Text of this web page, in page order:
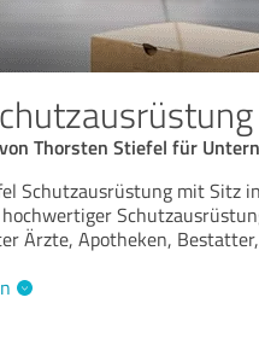
Thorsten Stiefel für
Schutzausrüstung mit Sitz
Ärzte, Apotheken, Bestatter,